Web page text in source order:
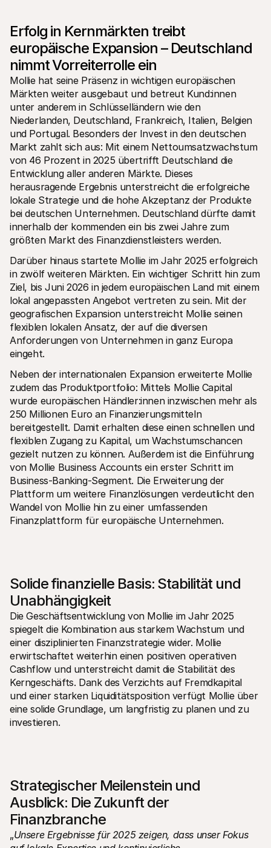
Kommen Sie zu uns - wir stellen ein!
Kontakt
Für Endkunden
Warum steht Mollie auf Ihrem Kontoauszug?
Für Mollie-Händler
Kontaktieren Sie unseren Händler-Support
Sales-Team kontaktieren
Erfahren Sie, wie wir Ihrem Unternehmen helfen können
Erfolg in Kernmärkten treibt
europäische Expansion – Deutschland
nimmt Vorreiterrolle ein
Mollie hat seine Präsenz in wichtigen europäischen
Märkten weiter ausgebaut und betreut Kund:innen
unter anderem in Schlüsselländern wie den
Niederlanden, Deutschland, Frankreich, Italien, Belgien
und Portugal. Besonders der Invest in den deutschen
Markt zahlt sich aus: Mit einem Nettoumsatzwachstum
von 46 Prozent in 2025 übertrifft Deutschland die
Entwicklung aller anderen Märkte. Dieses
herausragende Ergebnis unterstreicht die erfolgreiche
lokale Strategie und die hohe Akzeptanz der Produkte
bei deutschen Unternehmen. Deutschland dürfte damit
innerhalb der kommenden ein bis zwei Jahre zum
größten Markt des Finanzdienstleisters werden.
Darüber hinaus startete Mollie im Jahr 2025 erfolgreich
in zwölf weiteren Märkten. Ein wichtiger Schritt hin zum
Ziel, bis Juni 2026 in jedem europäischen Land mit einem
lokal angepassten Angebot vertreten zu sein. Mit der
geografischen Expansion unterstreicht Mollie seinen
flexiblen lokalen Ansatz, der auf die diversen
Anforderungen von Unternehmen in ganz Europa
eingeht.
Neben der internationalen Expansion erweiterte Mollie
zudem das Produktportfolio: Mittels Mollie Capital
wurde europäischen Händler:innen inzwischen mehr als
250 Millionen Euro an Finanzierungsmitteln
bereitgestellt. Damit erhalten diese einen schnellen und
flexiblen Zugang zu Kapital, um Wachstumschancen
gezielt nutzen zu können. Außerdem ist die Einführung
von Mollie Business Accounts ein erster Schritt im
Business-Banking-Segment. Die Erweiterung der
Plattform um weitere Finanzlösungen verdeutlicht den
Wandel von Mollie hin zu einer umfassenden
Finanzplattform für europäische Unternehmen.
Solide finanzielle Basis: Stabilität und
Unabhängigkeit
Die Geschäftsentwicklung von Mollie im Jahr 2025
spiegelt die Kombination aus starkem Wachstum und
einer disziplinierten Finanzstrategie wider. Mollie
erwirtschaftet weiterhin einen positiven operativen
Cashflow und unterstreicht damit die Stabilität des
Kerngeschäfts. Dank des Verzichts auf Fremdkapital
und einer starken Liquiditätsposition verfügt Mollie über
eine solide Grundlage, um langfristig zu planen und zu
investieren.
Strategischer Meilenstein und
Ausblick: Die Zukunft der
Finanzbranche
„Unsere Ergebnisse für 2025 zeigen, dass unser Fokus